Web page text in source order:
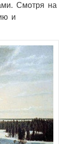
Смотря на
и